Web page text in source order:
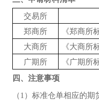
交易所
郑商所
《郑商所
大商所
《大商所
广期所
《广期所
四、注意事项
（1）标准仓单相应的期